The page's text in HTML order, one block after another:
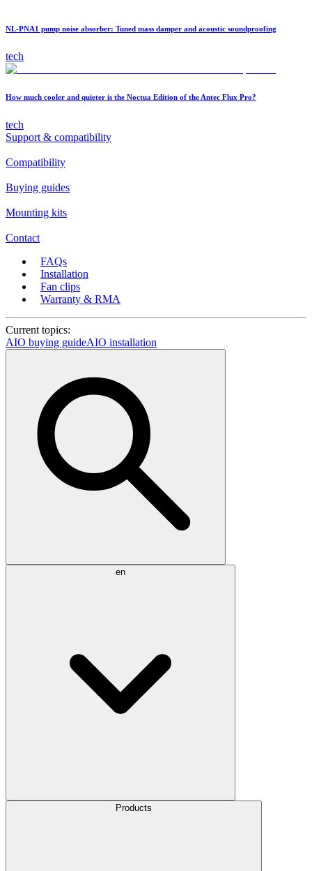
NL-PNA1 pump noise absorber: Tuned mass damper and acoustic soundproofing
tech
How much cooler and quieter is the Noctua Edition of the Antec Flux Pro?
tech
Support & compatibility
Compatibility
Buying guides
Mounting kits
Contact
FAQs
Installation
Fan clips
Warranty & RMA
Current topics:
AIO buying guideAIO installation
en
Products